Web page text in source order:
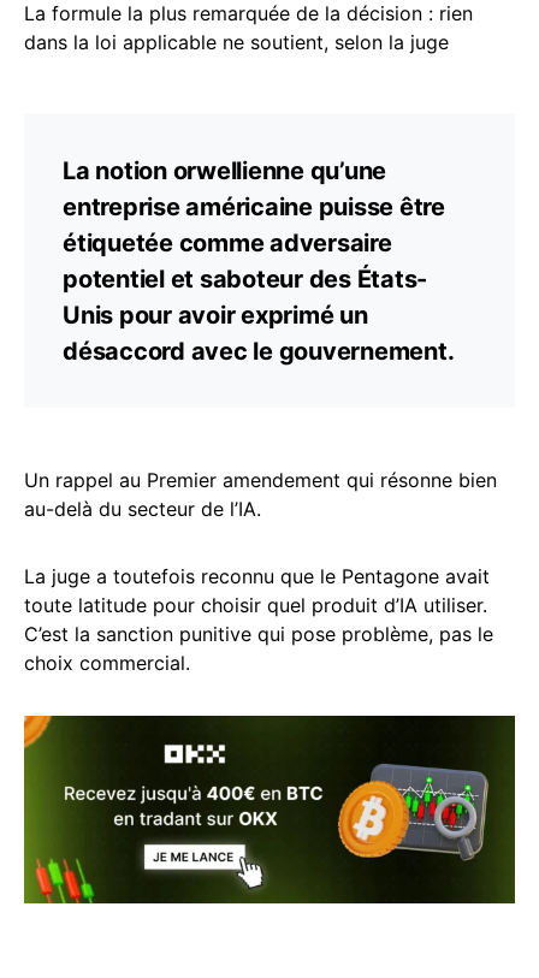
La formule la plus remarquée de la décision : rien
dans la loi applicable ne soutient, selon la juge
La notion orwellienne qu’une
entreprise américaine puisse être
étiquetée comme adversaire
potentiel et saboteur des États-
Unis pour avoir exprimé un
désaccord avec le gouvernement.
Un rappel au Premier amendement qui résonne bien
au-delà du secteur de l’IA.
La juge a toutefois reconnu que le Pentagone avait
toute latitude pour choisir quel produit d’IA utiliser.
C’est la sanction punitive qui pose problème, pas le
choix commercial.